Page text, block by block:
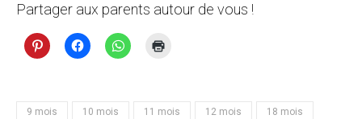
Partager aux parents autour de vous !
9 mois 10 mois 11 mois 12 mois
18 mois